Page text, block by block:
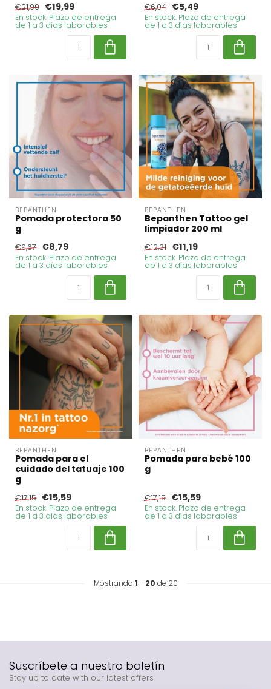
€21,99 €19,99
En stock. Plazo de entrega
de 1 a 3 días laborables
€6,04 €5,49
En stock. Plazo de entrega
de 1 a 3 días laborables
BEPANTHEN
Pomada protectora 50
g
€9,67 €8,79
En stock. Plazo de entrega
de 1 a 3 días laborables
BEPANTHEN
Bepanthen Tattoo gel
limpiador 200 ml
€12,31 €11,19
En stock. Plazo de entrega
de 1 a 3 días laborables
BEPANTHEN
Pomada para el
cuidado del tatuaje 100
g
€17,15 €15,59
En stock. Plazo de entrega
de 1 a 3 días laborables
BEPANTHEN
Pomada para bebé 100
g
€17,15 €15,59
En stock. Plazo de entrega
de 1 a 3 días laborables
Mostrando 1 - 20 de 20
Suscríbete a nuestro boletín
Stay up to date with our latest offers